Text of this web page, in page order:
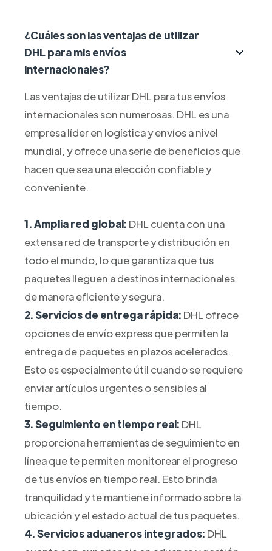
¿Cuáles son las ventajas de utilizar
DHL para mis envíos
internacionales?
Las ventajas de utilizar DHL para tus envíos
internacionales son numerosas. DHL es una
empresa líder en logística y envíos a nivel
mundial, y ofrece una serie de beneficios que
hacen que sea una elección confiable y
conveniente.
1. Amplia red global: DHL cuenta con una
extensa red de transporte y distribución en
todo el mundo, lo que garantiza que tus
paquetes lleguen a destinos internacionales
de manera eficiente y segura.
2. Servicios de entrega rápida: DHL ofrece
opciones de envío express que permiten la
entrega de paquetes en plazos acelerados.
Esto es especialmente útil cuando se requiere
enviar artículos urgentes o sensibles al
tiempo.
3. Seguimiento en tiempo real: DHL
proporciona herramientas de seguimiento en
línea que te permiten monitorear el progreso
de tus envíos en tiempo real. Esto brinda
tranquilidad y te mantiene informado sobre la
ubicación y el estado actual de tus paquetes.
4. Servicios aduaneros integrados: DHL